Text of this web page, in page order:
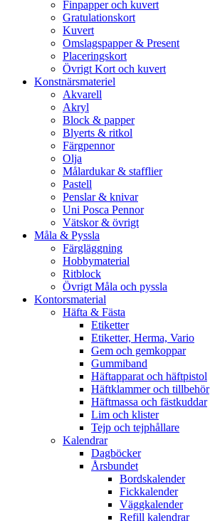
Finpapper och kuvert
Gratulationskort
Kuvert
Omslagspapper & Present
Placeringskort
Övrigt Kort och kuvert
Konstnärsmateriel
Akvarell
Akryl
Block & papper
Blyerts & ritkol
Färgpennor
Olja
Målardukar & stafflier
Pastell
Penslar & knivar
Uni Posca Pennor
Vätskor & övrigt
Måla & Pyssla
Färgläggning
Hobbymaterial
Ritblock
Övrigt Måla och pyssla
Kontorsmaterial
Häfta & Fästa
Etiketter
Etiketter, Herma, Vario
Gem och gemkoppar
Gummiband
Häftapparat och häftpistol
Häftklammer och tillbehör
Häftmassa och fästkuddar
Lim och klister
Tejp och tejphållare
Kalendrar
Dagböcker
Årsbundet
Bordskalender
Fickkalender
Väggkalender
Refill kalendrar